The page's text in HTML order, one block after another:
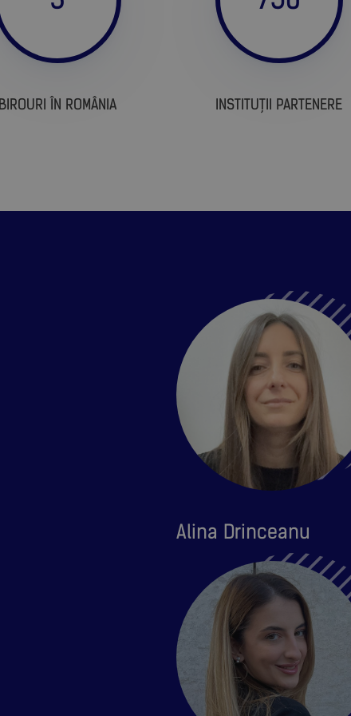
BIROURI ÎN ROMÂNIA INSTITUȚII PARTENERE
Alina Drinceanu